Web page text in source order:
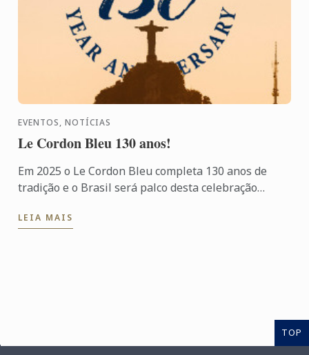
EVENTOS, NOTÍCIAS
Le Cordon Bleu 130 anos!
Em 2025 o Le Cordon Bleu completa 130 anos de
tradição e o Brasil será palco desta celebração
LEIA MAIS
TOP